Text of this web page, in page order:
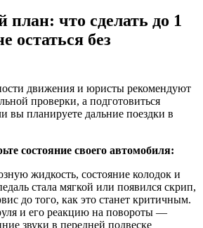
план: что сделать до 1
остаться без
движения и юристы рекомендуют
проверки, а подготовиться
вы планируете дальние поездки в
состояние своего автомобиля:
жидкость, состояние колодок и
стала мягкой или появился скрип,
до того, как это станет критичным.
и его реакцию на повороты —
звуки в передней подвеске